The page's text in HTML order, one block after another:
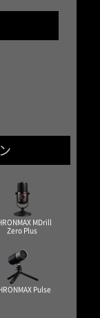
MDrill
Zero Plus
Pulse